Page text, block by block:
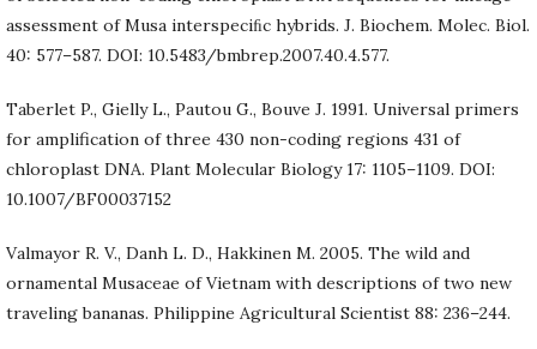
assessment of Musa interspeciﬁc hybrids. J. Biochem. Molec. Biol.
40: 577–587. DOI: 10.5483/bmbrep.2007.40.4.577.
Taberlet P., Gielly L., Pautou G., Bouve J. 1991. Universal primers
for amplification of three 430 non-coding regions 431 of
chloroplast DNA. Plant Molecular Biology 17: 1105–1109. DOI:
10.1007/BF00037152
Valmayor R. V., Danh L. D., Hakkinen M. 2005. The wild and
ornamental Musaceae of Vietnam with descriptions of two new
traveling bananas. Philippine Agricultural Scientist 88: 236–244.